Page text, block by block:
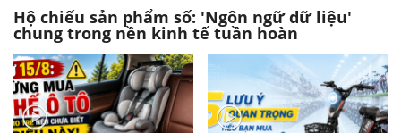
Hộ chiếu sản phẩm số: 'Ngôn ngữ dữ liệu'
chung trong nền kinh tế tuần hoàn